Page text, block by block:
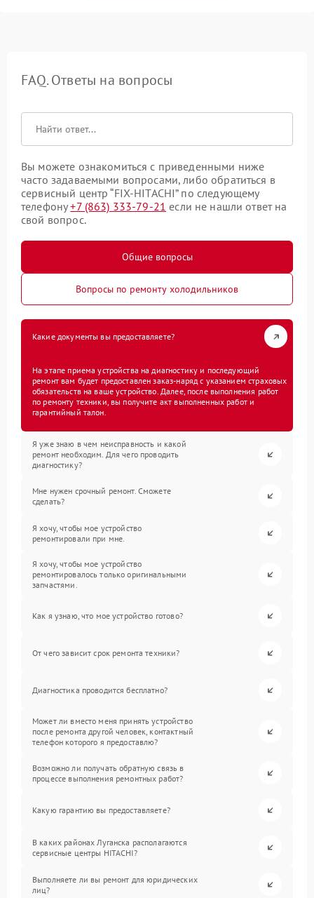
FAQ. Ответы на вопросы
Вы можете ознакомиться с приведенными ниже
часто задаваемыми вопросами, либо обратиться в
сервисный центр “FIX-HITACHI” по следующему
телефону+7 (863) 333-79-21 если не нашли ответ на
свой вопрос.
Общие вопросы
Вопросы по ремонту холодильников
Какие документы вы предоставляете?
На этапе приема устройства на диагностику и последующий
ремонт вам будет предоставлен заказ-наряд с указанием страховых
обязательств на ваше устройство. Далее, после выполнения работ
по ремонту техники, вы получите акт выполненных работ и
гарантийный талон.
Я уже знаю в чем неисправность и какой
ремонт необходим. Для чего проводить
диагностику?
Мне нужен срочный ремонт. Сможете
сделать?
Я хочу, чтобы мое устройство
ремонтировали при мне.
Я хочу, чтобы мое устройство
ремонтировалось только оригинальными
запчастями.
Как я узнаю, что мое устройство готово?
От чего зависит срок ремонта техники?
Диагностика проводится бесплатно?
Может ли вместо меня принять устройство
после ремонта другой человек, контактный
телефон которого я предоставлю?
Возможно ли получать обратную связь в
процессе выполнения ремонтных работ?
Какую гарантию вы предоставляете?
В каких районах Луганска располагаются
сервисные центры HITACHI?
Выполняете ли вы ремонт для юридических
лиц?